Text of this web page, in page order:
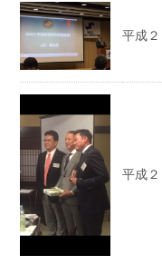
平成
平成